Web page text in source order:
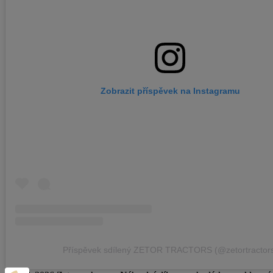
Zobrazit příspěvek na Instagramu
Příspěvek sdílený ZETOR TRACTORS